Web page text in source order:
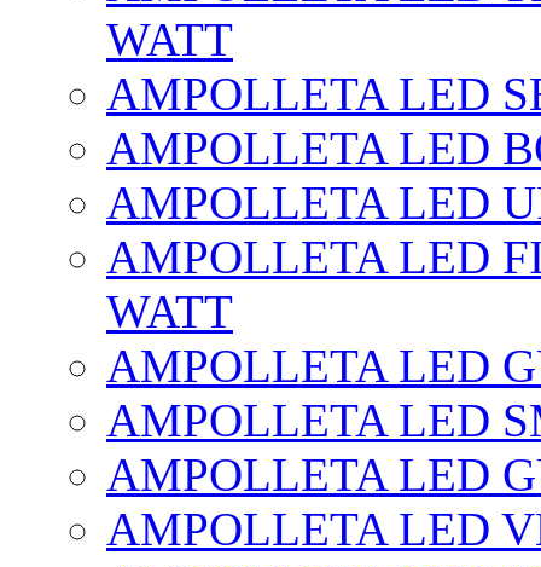
WATT
AMPOLLETA LED
AMPOLLETA LED
AMPOLLETA LED
AMPOLLETA LED
WATT
AMPOLLETA LED
AMPOLLETA LED
AMPOLLETA LED
AMPOLLETA LED